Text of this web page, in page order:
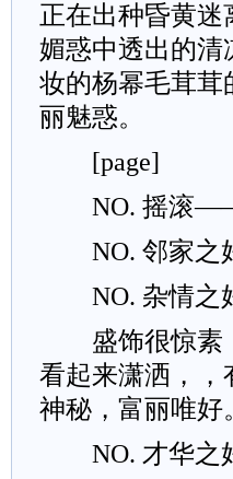
正在出种昏黄
媚惑中透出的清
妆的杨幂毛茸茸
丽魅惑。
[page]
NO. 摇滚——
NO. 邻家之
NO. 杂情之
盛饰很惊素，
看起来潇洒，，
神秘，富丽唯好
NO. 才华之